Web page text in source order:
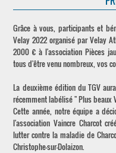
Grâce à vous, participants et
Velay 2022 organisé par Velay
2000 € à l'association Pièces
tous d'être venu nombreux, vos
La deuxième édition du TGV
récemment labélisé " Plus beaux
Cette année, notre équipe a
l'association Vaincre Charcot
lutter contre la maladie de
Christophe-sur-Dolaizon.